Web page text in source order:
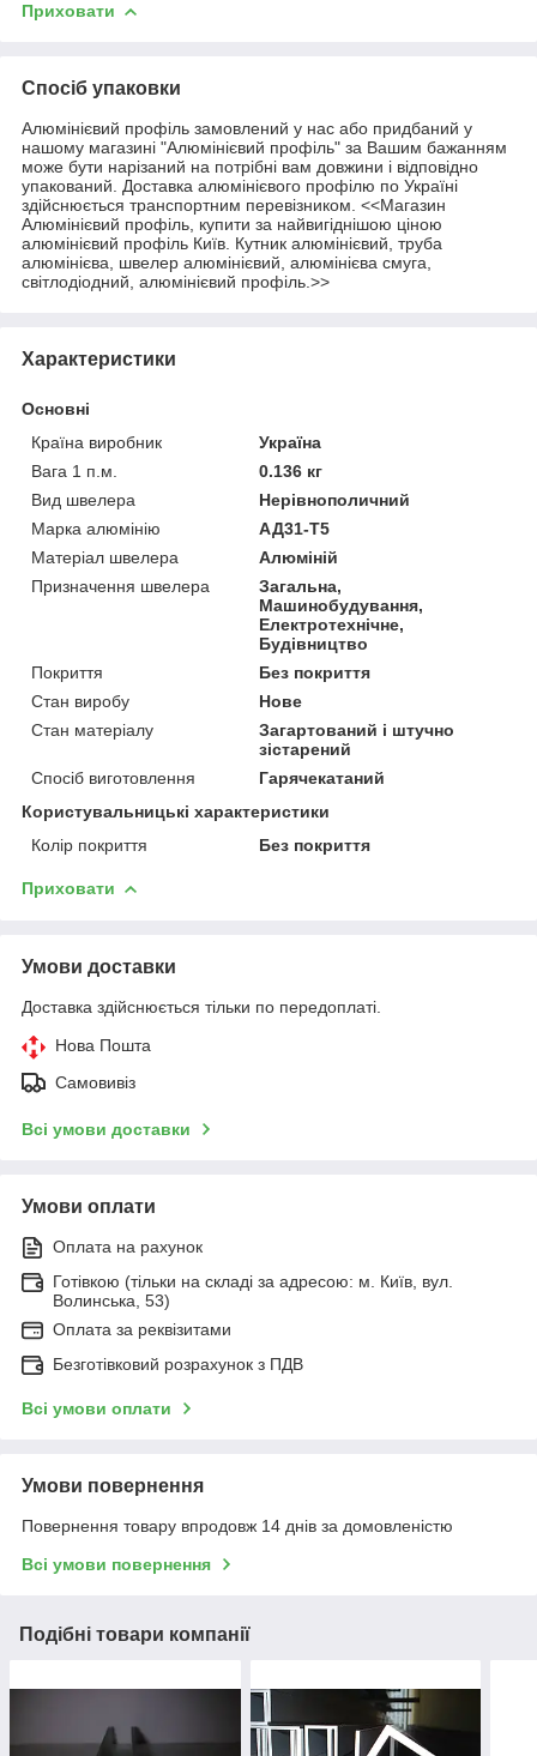
Приховати
Спосіб упаковки
Алюмінієвий профіль замовлений у нас або придбаний у
нашому магазині "Алюмінієвий профіль" за Вашим бажанням
може бути нарізаний на потрібні вам довжини і відповідно
упакований. Доставка алюмінієвого профілю по Україні
здійснюється транспортним перевізником. <<Магазин
Алюмінієвий профіль, купити за найвигіднішою ціною
алюмінієвий профіль Київ. Кутник алюмінієвий, труба
алюмінієва, швелер алюмінієвий, алюмінієва смуга,
світлодіодний, алюмінієвий профіль.>>
Характеристики
Основні
Країна виробник
Україна
Вага 1 п.м.
0.136 кг
Вид швелера
Нерівнополичний
Марка алюмінію
АД31-Т5
Матеріал швелера
Алюміній
Призначення швелера
Загальна,
Машинобудування,
Електротехнічне,
Будівництво
Покриття
Без покриття
Стан виробу
Нове
Стан матеріалу
Загартований і штучно
зістарений
Спосіб виготовлення
Гарячекатаний
Користувальницькі характеристики
Колір покриття
Без покриття
Приховати
Умови доставки
Доставка здійснюється тільки по передоплаті.
Нова Пошта
Самовивіз
Всі умови доставки
Умови оплати
Оплата на рахунок
Готівкою (тільки на складі за адресою: м. Київ, вул.
Волинська, 53)
Оплата за реквізитами
Безготівковий розрахунок з ПДВ
Всі умови оплати
Умови повернення
Повернення товару впродовж 14 днів за домовленістю
Всі умови повернення
Подібні товари компанії